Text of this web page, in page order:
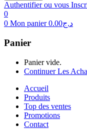
Authentifier ou vous
0
0 Mon panier د.ج0.00
Panier
Panier vide.
Continuer Les
Accueil
Produits
Top des ventes
Promotions
Contact